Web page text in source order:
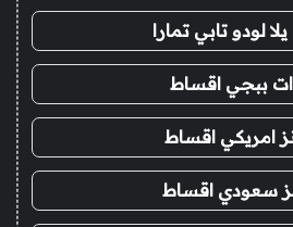
لودو تابي تمارا
ببجي اقساط
امريكي اقساط
سعودي اقساط